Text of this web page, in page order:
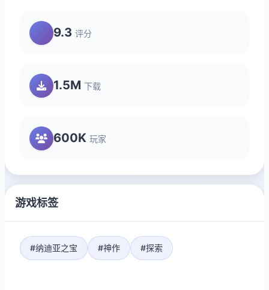
9.3 评分
1.5M 下载
600K 玩家
游戏标签
#纳迪亚之宝 #神作 #探索